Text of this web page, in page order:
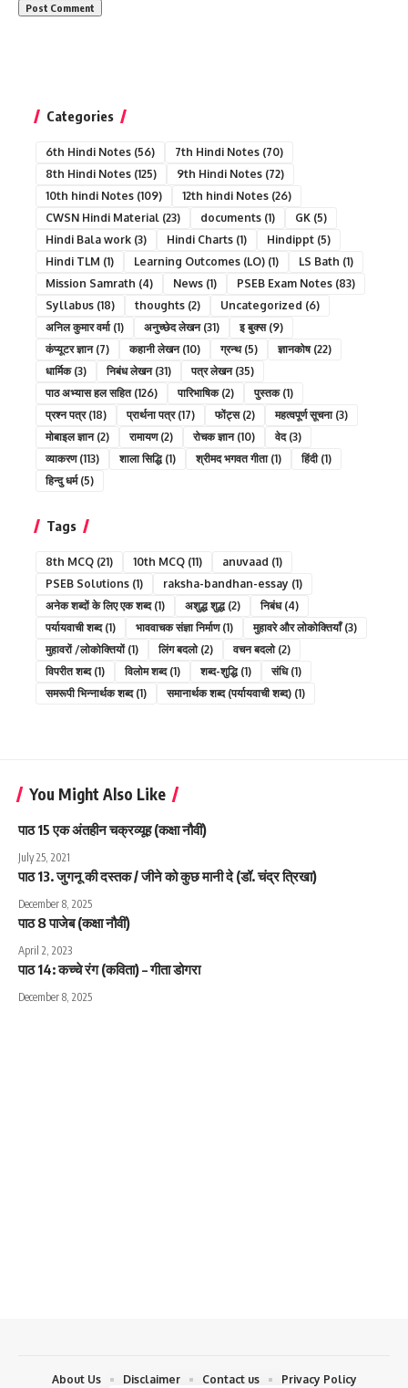
Categories
6th Hindi Notes (56) 7th Hindi Notes (70)
8th Hindi Notes (125) 9th Hindi Notes (72)
10th hindi Notes (109) 12th hindi Notes (26)
CWSN Hindi Material (23) documents (1) GK (5)
Hindi Bala work (3) Hindi Charts (1) Hindippt (5)
Hindi TLM (1) Learning Outcomes (LO) (1) LS Bath (1)
Mission Samrath (4) News (1) PSEB Exam Notes (83)
Syllabus (18) thoughts (2) Uncategorized (6)
अनिल कुमार वर्मा(1) अनुच्छेद लेखन(31) इ बुक्स(9)
कंप्यूटर ज्ञान(7) कहानी लेखन(10) ग्रन्थ(5) ज्ञानकोष(22)
धार्मिक(3) निबंध लेखन(31) पत्र लेखन(35)
पाठ अभ्यास हल सहित(126) पारिभाषिक(2) पुस्तक(1)
प्रश्न पत्र(18) प्रार्थना पत्र(17) फोंट्स(2) महत्वपूर्ण सूचना(3)
मोबाइल ज्ञान(2) रामायण(2) रोचक ज्ञान(10) वेद(3)
व्याकरण(113) शाला सिद्धि(1) श्रीमद भगवत गीता(1) हिंदी(1)
हिन्दु धर्म(5)
Tags
8th MCQ (21) 10th MCQ (11) anuvaad (1)
PSEB Solutions (1) raksha-bandhan-essay (1)
अनेक शब्दों के लिए एक शब्द(1) अशुद्ध शुद्ध(2) निबंध(4)
पर्यायवाची शब्द(1) भाववाचक संज्ञा निर्माण(1) मुहावरे और लोकोक्तियाँ(3)
मुहावरों /लोकोक्तियों(1) लिंग बदलो(2) वचन बदलो(2)
विपरीत शब्द(1) विलोम शब्द(1) शब्द-शुद्धि(1) संधि(1)
समरूपी भिन्नार्थक शब्द(1) समानार्थक शब्द (पर्यायवाची शब्द) (1)
You Might Also Like
पाठ 15 एक अंतहीन चक्रव्यूह (कक्षा नौवीं)
July 25, 2021
पाठ 13. जुगनू की दस्तक / जीने को कुछ मानी दे (डॉ. चंद्र त्रिखा)
December 8, 2025
पाठ 8 पाजेब (कक्षा नौवीं)
April 2, 2023
पाठ 14: कच्चे रंग (कविता) – गीता डोगरा
December 8, 2025
About Us Disclaimer Contact us Privacy Policy